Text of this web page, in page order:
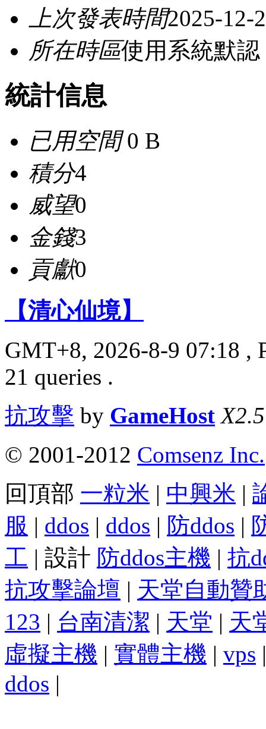
上次發表時間2025-12-
所在時區使用系統默認
統計信息
已用空間0 B
積分4
威望0
金錢3
貢獻0
【清心仙境】
GMT+8, 2026-8-9 07:18 ,
21 queries .
抗攻擊 by GameHost X2.5
© 2001-2012 Comsenz Inc.
回頂部 一粒米 | 中興米 |
服 | ddos | ddos | 防ddos |
工 | 設計 防ddos主機 | 抗
抗攻擊論壇 | 天堂自動贊
123 | 台南清潔 | 天堂 | 天
虛擬主機 | 實體主機 | vps
ddos |